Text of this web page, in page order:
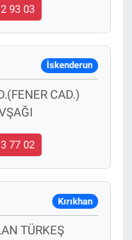
93 03
İskenderun
CAD.)
77 02
Kırıkhan
TÜRKEŞ